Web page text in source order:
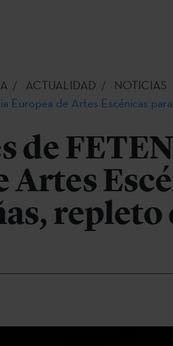
ACTUALIDAD
NOTICIAS
Europea de Artes Escénicas
de
Artes